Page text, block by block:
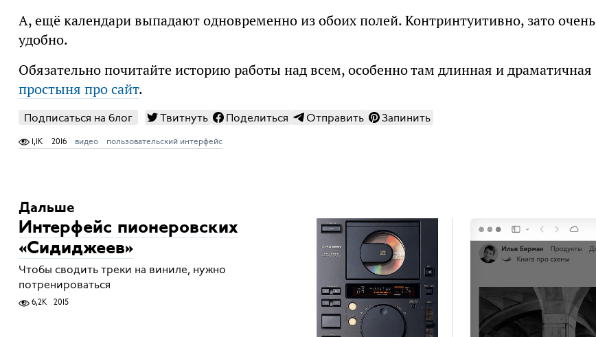
А, ещё календари выпадают одновременно из обоих полей. Контринтуитивно, зато очень
удобно.
Обязательно почитайте историю работы над всем, особенно там длинная и драматичная
простыня про сайт.
Подписаться на блог Твитнуть Поделиться Отправить Запинить
1,1K 2016 видео пользовательский интерфейс
Дальше
Интерфейс пионеровских
«Сидиджеев»
Чтобы сводить треки на виниле, нужно
потренироваться
6,2K 2015